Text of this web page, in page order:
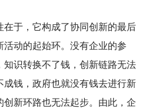
于，它构成了协同创新的最后
动的起始环。没有企业的参
识转换不了钱，创新链路无法
成钱，政府也就没有钱去进行新
新环路也无法起步。由此，企